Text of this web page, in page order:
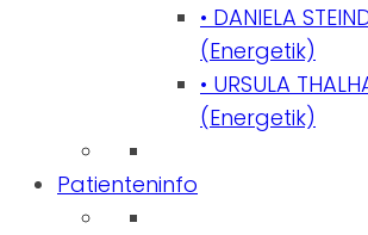
• DANIELA
(Energetik)
• URSULA
(Energetik)
Patienteninfo